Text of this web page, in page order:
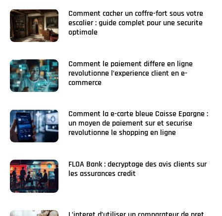
Comment cacher un coffre-fort sous votre
escalier : guide complet pour une securite
optimale
Comment le paiement differe en ligne
revolutionne l’experience client en e-
commerce
Comment la e-carte bleue Caisse Epargne :
un moyen de paiement sur et securise
revolutionne le shopping en ligne
FLOA Bank : decryptage des avis clients sur
les assurances credit